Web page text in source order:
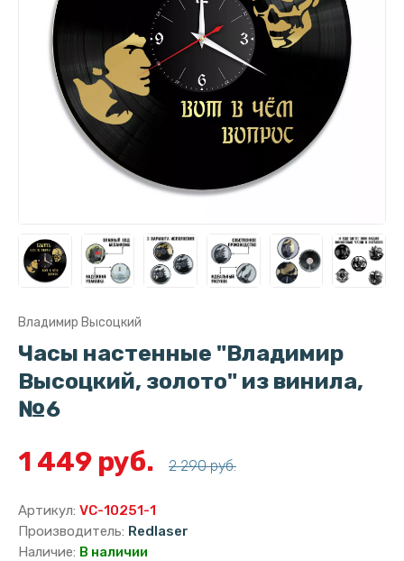
Владимир Высоцкий
Часы настенные "Владимир
Высоцкий, золото" из винила,
№6
1 449 руб. 2 290 руб.
Артикул: VC-10251-1
Производитель: Redlaser
Наличие: В наличии